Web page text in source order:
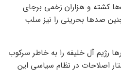
کشته و هزاران زخمی برجای
صدها بحرینی را نیز سلب
رژیم آل خلیفه را به خاطر سرکوب
اصلاحات در نظام سیاسی این